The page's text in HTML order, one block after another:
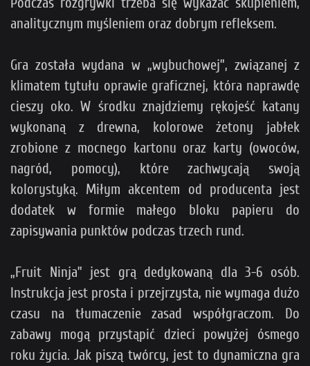
analitycznym myśleniem oraz dobrym refleksem.
Gra została wydana w „wybuchowej”, związanej z
klimatem tytułu oprawie graficznej, która naprawdę
cieszy oko. W środku znajdziemy rękojeść katany
wykonaną z drewna, kolorowe żetony jabłek
zrobione z mocnego kartonu oraz karty (owoców,
nagród, pomocy), które zachwycają swoją
kolorystyką. Miłym akcentem od producenta jest
dodatek w formie małego bloku papieru do
zapisywania punktów podczas trzech rund.
„Fruit Ninja” jest grą dedykowaną dla 3-6 osób.
Instrukcja jest prosta i przejrzysta, nie wymaga dużo
czasu na tłumaczenie zasad współgraczom. Do
zabawy mogą przystąpić dzieci powyżej ósmego
roku życia. Jak piszą twórcy, jest to dynamiczna gra